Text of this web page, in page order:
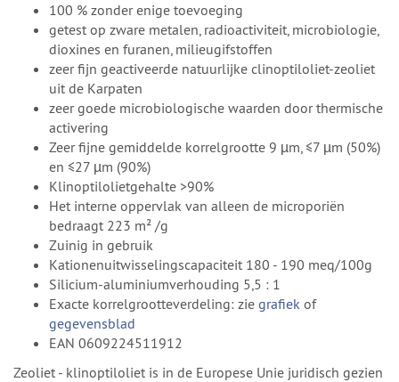
100 % zonder enige toevoeging
getest op zware metalen, radioactiviteit, microbiologie,
dioxines en furanen, milieugifstoffen
zeer fijn geactiveerde natuurlijke clinoptiloliet-zeoliet
uit de Karpaten
zeer goede microbiologische waarden door thermische
activering
Zeer fijne gemiddelde korrelgrootte 9 µm, ≤7 µm (50%)
en ≤27 µm (90%)
Klinoptilolietgehalte >90%
Het interne oppervlak van alleen de microporiën
bedraagt 223 m² /g
Zuinig in gebruik
Kationenuitwisselingscapaciteit 180 - 190 meq/100g
Silicium-aluminiumverhouding 5,5 : 1
Exacte korrelgrootteverdeling: zie grafiek of
gegevensblad
EAN 0609224511912
Zeoliet - klinoptiloliet is in de Europese Unie juridisch gezien